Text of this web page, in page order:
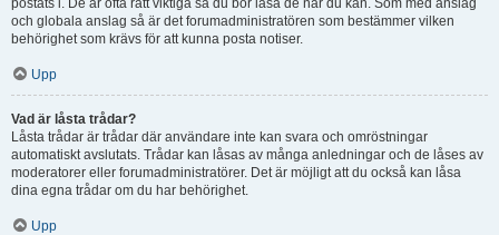
postats i. De är ofta rätt viktiga så du bör läsa de när du kan. Som med anslag
och globala anslag så är det forumadministratören som bestämmer vilken
behörighet som krävs för att kunna posta notiser.
Upp
Vad är låsta trådar?
Låsta trådar är trådar där användare inte kan svara och omröstningar
automatiskt avslutats. Trådar kan låsas av många anledningar och de låses av
moderatorer eller forumadministratörer. Det är möjligt att du också kan låsa
dina egna trådar om du har behörighet.
Upp